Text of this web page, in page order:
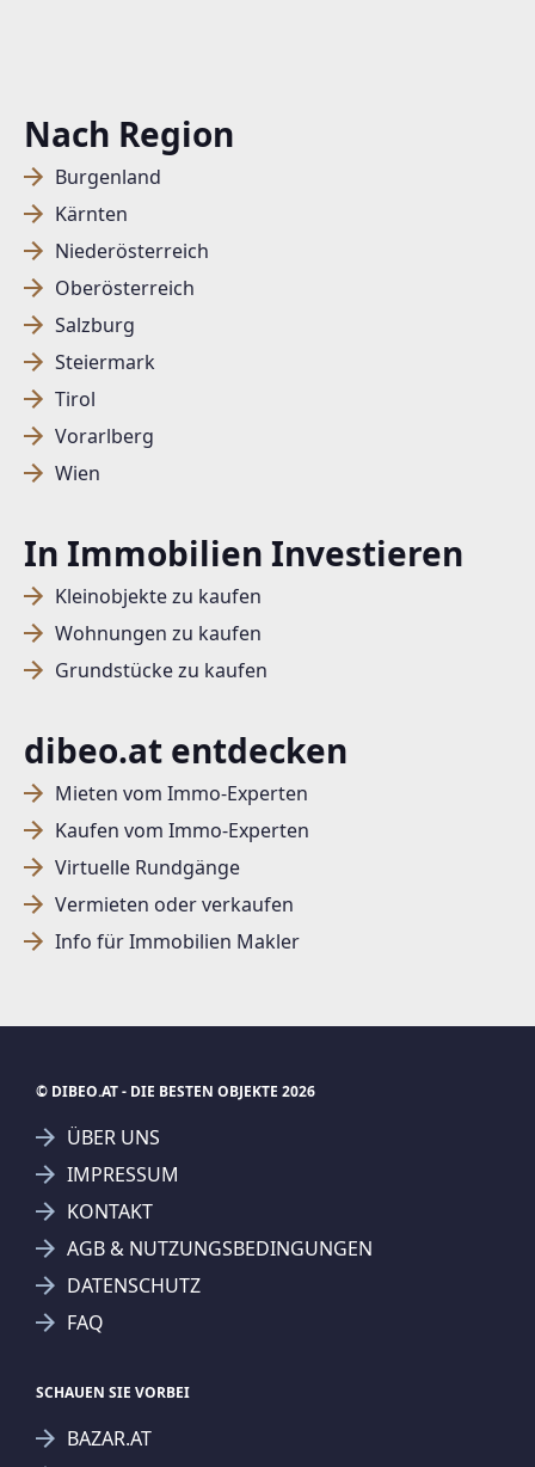
Nach Region
Burgenland
Kärnten
Niederösterreich
Oberösterreich
Salzburg
Steiermark
Tirol
Vorarlberg
Wien
In Immobilien Investieren
Kleinobjekte zu kaufen
Wohnungen zu kaufen
Grundstücke zu kaufen
dibeo.at entdecken
Mieten vom Immo-Experten
Kaufen vom Immo-Experten
Virtuelle Rundgänge
Vermieten oder verkaufen
Info für Immobilien Makler
© DIBEO.AT - DIE BESTEN OBJEKTE 2026
ÜBER UNS
IMPRESSUM
KONTAKT
AGB & NUTZUNGSBEDINGUNGEN
DATENSCHUTZ
FAQ
SCHAUEN SIE VORBEI
BAZAR.AT